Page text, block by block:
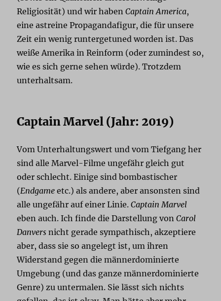
Religiosität) und wir habenCaptain America,
eine astreine Propagandafigur, die für unsere
Zeit ein wenig runtergetuned worden ist. Das
weiße Amerika in Reinform (oder zumindest so,
wie es sich gerne sehen würde). Trotzdem
unterhaltsam.
Captain Marvel (Jahr: 2019)
Vom Unterhaltungswert und vom Tiefgang her
sind alle Marvel-Filme ungefähr gleich gut
oder schlecht. Einige sind bombastischer
(Endgame etc.) als andere, aber ansonsten sind
alle ungefähr auf einer Linie.Captain Marvel
eben auch. Ich finde die Darstellung vonCarol
Danvers nicht gerade sympathisch, akzeptiere
aber, dass sie so angelegt ist, um ihren
Widerstand gegen die männerdominierte
Umgebung (und das ganze männerdominierte
Genre) zu untermalen. Sie lässt sich nichts